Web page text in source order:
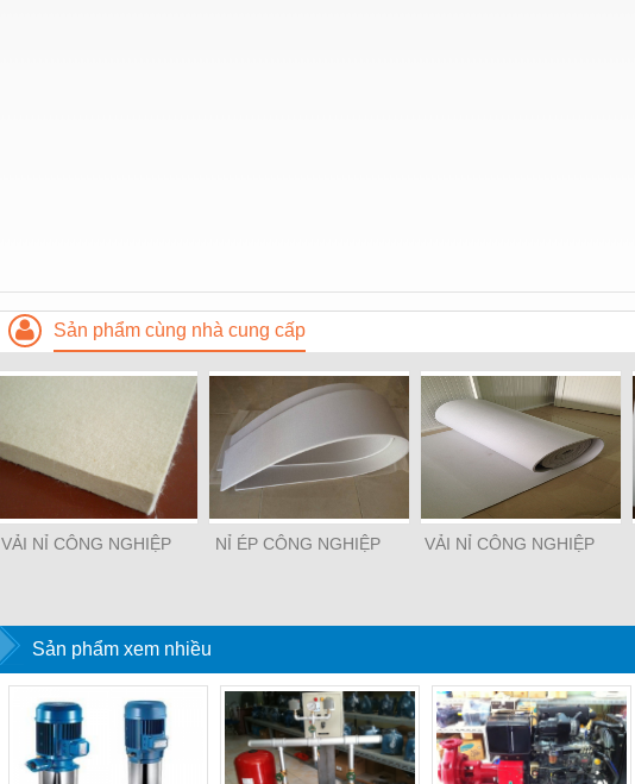
Sản phẩm cùng nhà cung cấp
VẢI NỈ CÔNG NGHIỆP NỈ ÉP CÔNG NGHIỆP VẢI NỈ CÔNG NGHIỆP
Sản phẩm xem nhiều